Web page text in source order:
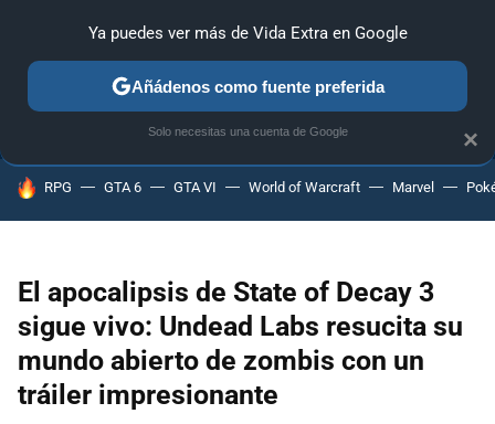
ANÁLISIS GUÍAS Y TRUCOS PC SONY NINTENDO
HOY SE HABLA DE
RPG GTA 6 GTA VI World of Warcraft Marvel
El apocalipsis de State of Decay 3
sigue vivo: Undead Labs resucita su
mundo abierto de zombis con un
tráiler impresionante
×
Ya puedes ver más de Vida Extra en Google
Añádenos como fuente preferida
Solo necesitas una cuenta de Google